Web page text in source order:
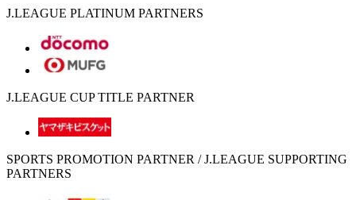
J.LEAGUE PLATINUM PARTNERS
J.LEAGUE CUP TITLE PARTNER
SPORTS PROMOTION PARTNER / J.LEAGUE SUPPORTING
PARTNERS